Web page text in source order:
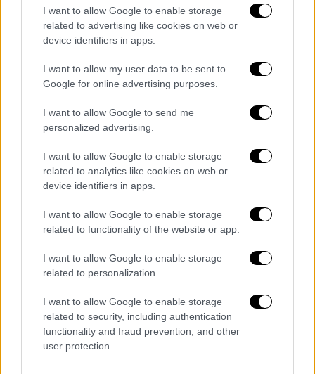
I want to allow Google to enable storage
related to advertising like cookies on web or
device identifiers in apps.
I want to allow my user data to be sent to
Google for online advertising purposes.
I want to allow Google to send me
personalized advertising.
I want to allow Google to enable storage
related to analytics like cookies on web or
device identifiers in apps.
I want to allow Google to enable storage
related to functionality of the website or app.
I want to allow Google to enable storage
related to personalization.
I want to allow Google to enable storage
related to security, including authentication
functionality and fraud prevention, and other
user protection.
video
Εγκληματολόγοι και επιστήμονες
ανοίξουνστη συνέχεια τη σαρκοφάγο και θα
μελετήσουν το περιεχόμενό της, ώστε να
προσδιορίσουν τοφύλοκαι την
προηγούμενηκατάσταση της υγείας
Μπεζνιέ, προσθέτοντας πως θα μπορούσε να
χρησιμοποιηθεί η τεχνολογία χρονολόγησης
με άνθρακα.
χώματος που είχε έπιπλα από τον 14ο αιώνα,
ο Μπεζνιέ δήλωσε ότι «αν αποδειχθεί ότι
πρόκειται πράγματι για σαρκοφάγο του